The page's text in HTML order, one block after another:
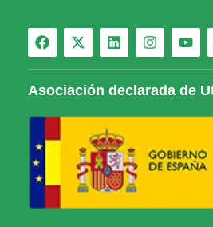
Asociación declarada de